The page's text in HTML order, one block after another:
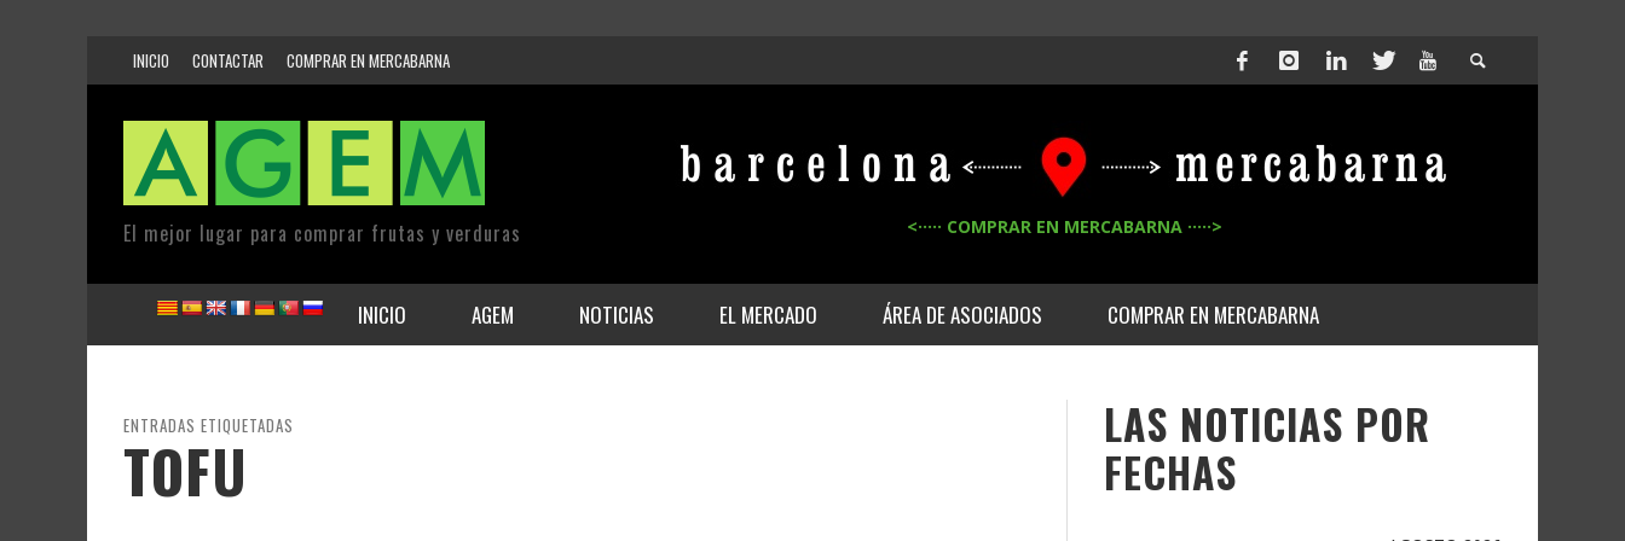
INICIO CONTACTAR COMPRAR EN MERCABARNA
El mejor lugar para comprar frutas y verduras <····· COMPRAR EN MERCABARNA ·····>
INICIO AGEM NOTICIAS EL MERCADO ÁREA DE ASOCIADOS COMPRAR EN MERCABARNA
ENTRADAS ETIQUETADAS
TOFU
LAS NOTICIAS POR
FECHAS